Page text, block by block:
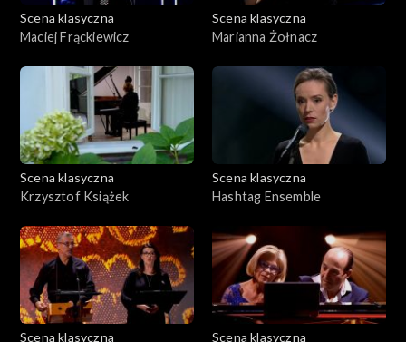
Scena klasyczna
Maciej Frąckiewicz
Scena klasyczna
Marianna Żołnacz
Scena klasyczna
Krzysztof Książek
Scena klasyczna
Hashtag Ensemble
Scena klasyczna
Scena klasyczna